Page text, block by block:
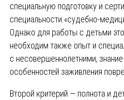
специальную подготовку и
специальности «судебно-
Однако для работы с детьми
необходим также опыт и
с несовершеннолетними,
особенностей заживления
Второй критерий — полнота и